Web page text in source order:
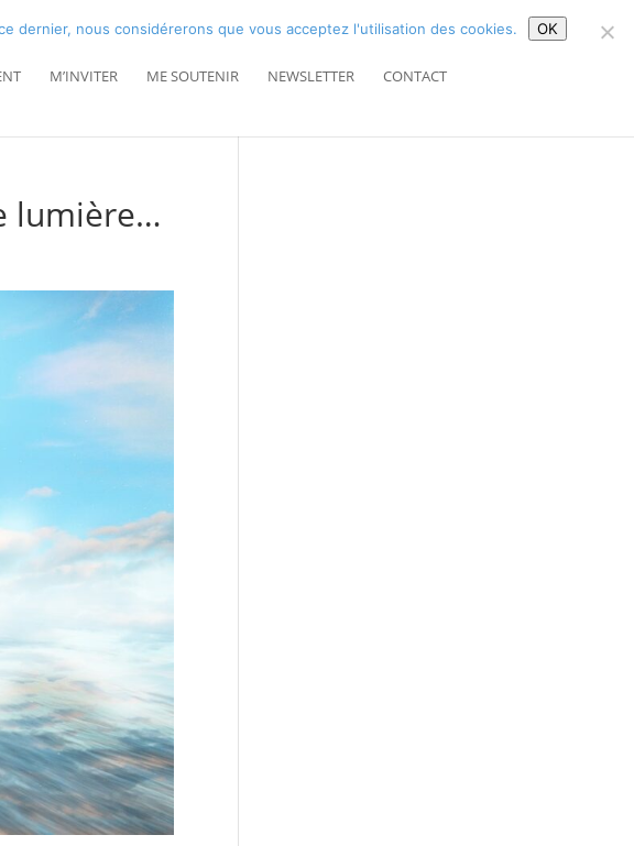
M’INVITER ME SOUTENIR NEWSLETTER CONTACT
lumière…
dernier, nous considérerons que vous acceptez l'utilisation des cookies. OK